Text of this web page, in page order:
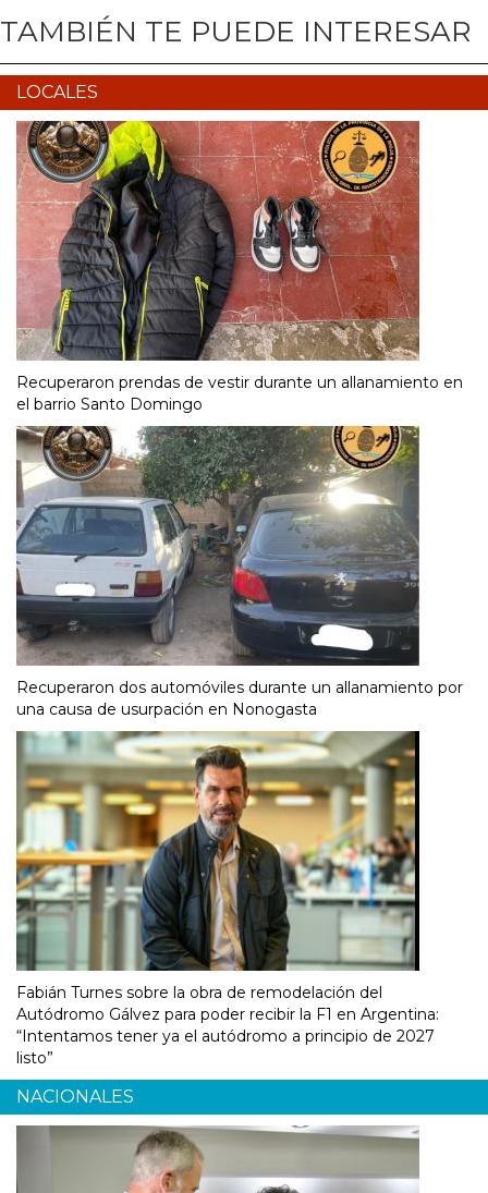
TAMBIÉN TE PUEDE INTERESAR
LOCALES
Recuperaron prendas de vestir durante un allanamiento en
el barrio Santo Domingo
Recuperaron dos automóviles durante un allanamiento por
una causa de usurpación en Nonogasta
Fabián Turnes sobre la obra de remodelación del
Autódromo Gálvez para poder recibir la F1 en Argentina:
“Intentamos tener ya el autódromo a principio de 2027
listo”
NACIONALES